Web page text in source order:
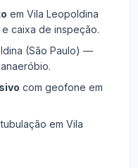
em Vila Leopoldina
caixa de inspeção.
(São Paulo) —
com geofone em
em Vila